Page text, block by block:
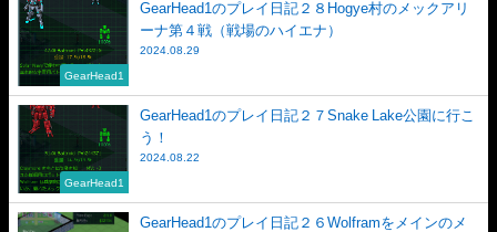
GearHead1
GearHead1のプレイ日記２８Hogye村のメックアリ
ーナ第４戦（戦場のハイエナ）
2024.08.29
GearHead1
GearHead1のプレイ日記２７Snake Lake公園に行こ
う！
2024.08.22
GearHead1のプレイ日記２６Wolframをメインのメ